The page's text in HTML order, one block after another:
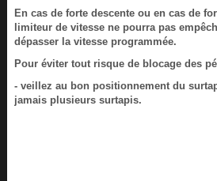
En cas de forte descente ou en cas de
limiteur de vitesse ne pourra pas
dépasser la vitesse programmée.
Pour éviter tout risque de blocage des
- veillez au bon positionnement du
jamais plusieurs surtapis.